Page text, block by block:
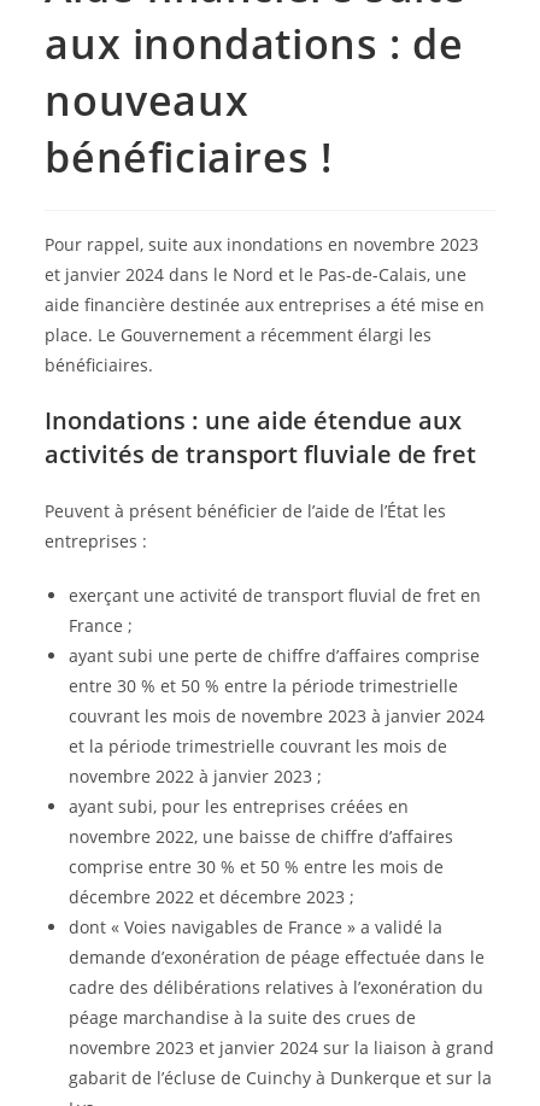
aux inondations : de
nouveaux
bénéficiaires !
Pour rappel, suite aux inondations en novembre 2023
et janvier 2024 dans le Nord et le Pas-de-Calais, une
aide financière destinée aux entreprises a été mise en
place. Le Gouvernement a récemment élargi les
bénéficiaires.
Inondations : une aide étendue aux
activités de transport fluviale de fret
Peuvent à présent bénéficier de l’aide de l’État les
entreprises :
exerçant une activité de transport fluvial de fret en
France ;
ayant subi une perte de chiffre d’affaires comprise
entre 30 % et 50 % entre la période trimestrielle
couvrant les mois de novembre 2023 à janvier 2024
et la période trimestrielle couvrant les mois de
novembre 2022 à janvier 2023 ;
ayant subi, pour les entreprises créées en
novembre 2022, une baisse de chiffre d’affaires
comprise entre 30 % et 50 % entre les mois de
décembre 2022 et décembre 2023 ;
dont « Voies navigables de France » a validé la
demande d’exonération de péage effectuée dans le
cadre des délibérations relatives à l’exonération du
péage marchandise à la suite des crues de
novembre 2023 et janvier 2024 sur la liaison à grand
gabarit de l’écluse de Cuinchy à Dunkerque et sur la